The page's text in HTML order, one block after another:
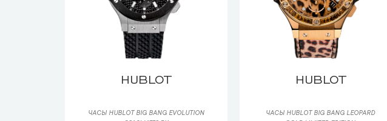
HUBLOT
ЧАСЫ HUBLOT BIG BANG EVOLUTION
HUBLOT
ЧАСЫ HUBLOT BIG BANG LEOPARD